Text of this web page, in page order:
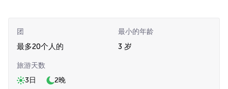
团
最多20个人的
最小的年龄
3 岁
旅游天数
3日
2晚